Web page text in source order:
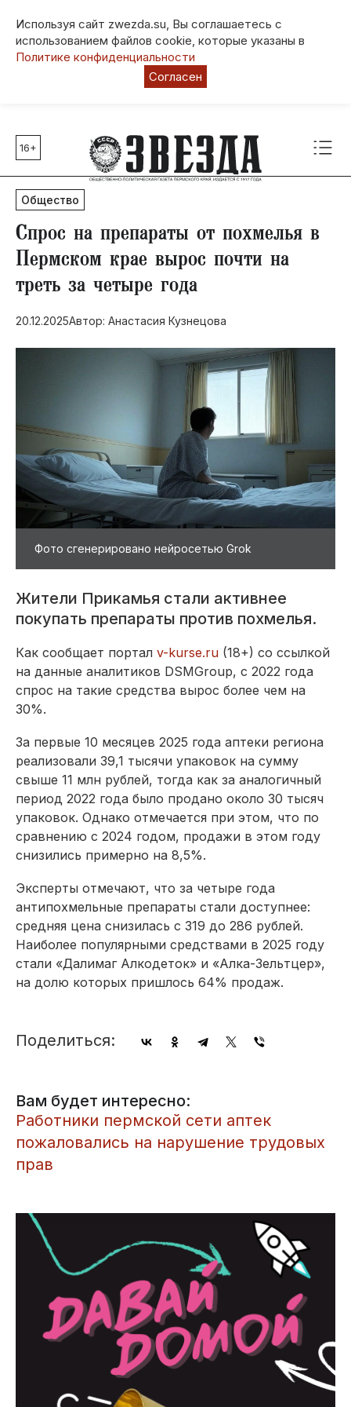
Используя сайт zwezda.su, Вы соглашаетесь с
использованием файлов cookie, которые указаны в
Политике конфиденциальности
Согласен
Главные темы
80 лет Победы
Молодежная столица РФ
СВО
Выборы в Пермском крае
Социальная поддержка
Инфраструктура
Благоустройство
16+
Общество
Спрос на препараты от похмелья в
Пермском крае вырос почти на
треть за четыре года
20.12.2025Автор: Анастасия Кузнецова
Фото сгенерировано нейросетью Grok
​Жители Прикамья стали активнее
покупать препараты против похмелья.
Как сообщает портал v-kurse.ru (18+) со ссылкой
на данные аналитиков DSMGroup, с 2022 года
спрос на такие средства вырос более чем на
30%.
За первые 10 месяцев 2025 года аптеки региона
реализовали 39,1 тысячи упаковок на сумму
свыше 11 млн рублей, тогда как за аналогичный
период 2022 года было продано около 30 тысяч
упаковок. Однако отмечается при этом, что по
сравнению с 2024 годом, продажи в этом году
снизились примерно на 8,5%.
Эксперты отмечают, что за четыре года
антипохмельные препараты стали доступнее:
средняя цена снизилась с 319 до 286 рублей.
Наиболее популярными средствами в 2025 году
стали «Далимаг Алкодеток» и «Алка-Зельтцер»,
на долю которых пришлось 64% продаж.
Поделиться:
Вам будет интересно:
Работники пермской сети аптек
пожаловались на нарушение трудовых
прав